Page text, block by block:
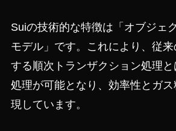
Suiの技術的な特徴は「オブジェ
モデル」です。これにより、従
する順次トランザクション処理と
処理が可能となり、効率性とガ
現しています。